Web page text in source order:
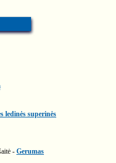
ledinės superinės
- Gerumas